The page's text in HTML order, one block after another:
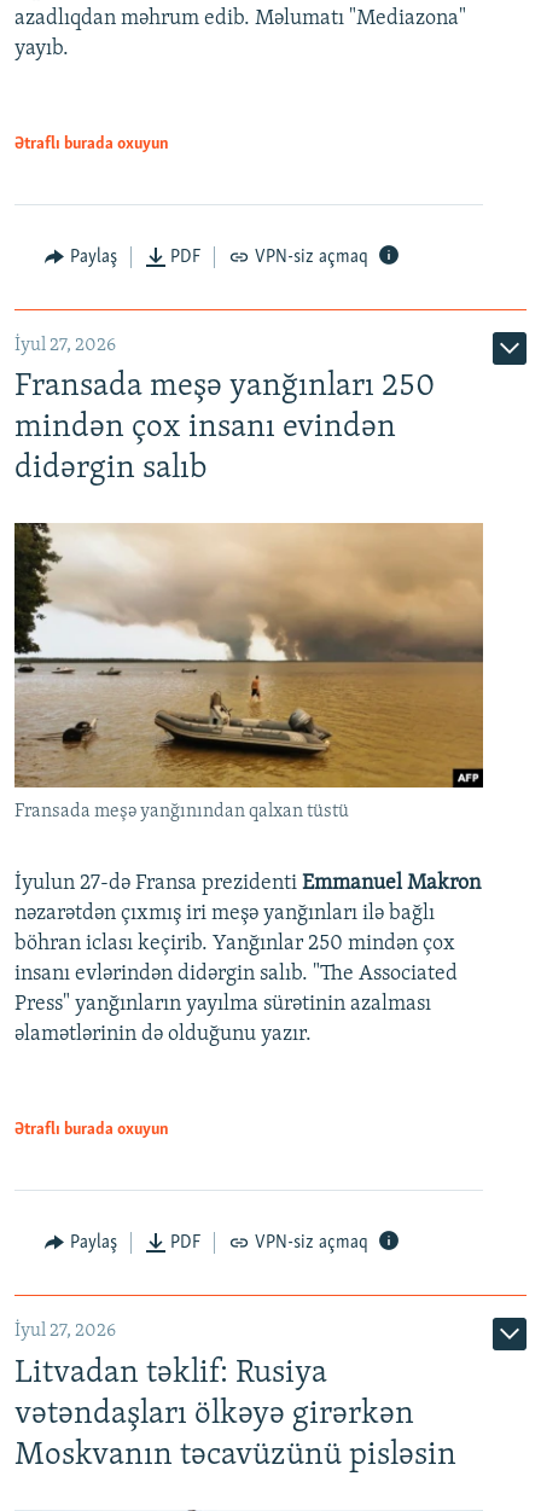
azadlıqdan məhrum edib. Məlumatı "Mediazona"
yayıb.
Ətraflı burada oxuyun
Paylaş PDF VPN-siz açmaq
İyul 27, 2026
Fransada meşə yanğınları 250
mindən çox insanı evindən
didərgin salıb
Fransada meşə yanğınından qalxan tüstü
İyulun 27-də Fransa prezidenti Emmanuel Makron
nəzarətdən çıxmış iri meşə yanğınları ilə bağlı
böhran iclası keçirib. Yanğınlar 250 mindən çox
insanı evlərindən didərgin salıb. "The Associated
Press" yanğınların yayılma sürətinin azalması
əlamətlərinin də olduğunu yazır.
Ətraflı burada oxuyun
Paylaş PDF VPN-siz açmaq
İyul 27, 2026
Litvadan təklif: Rusiya
vətəndaşları ölkəyə girərkən
Moskvanın təcavüzünü pisləsin